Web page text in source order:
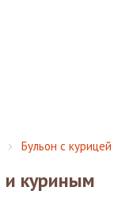
Бульон с курицей
куриным